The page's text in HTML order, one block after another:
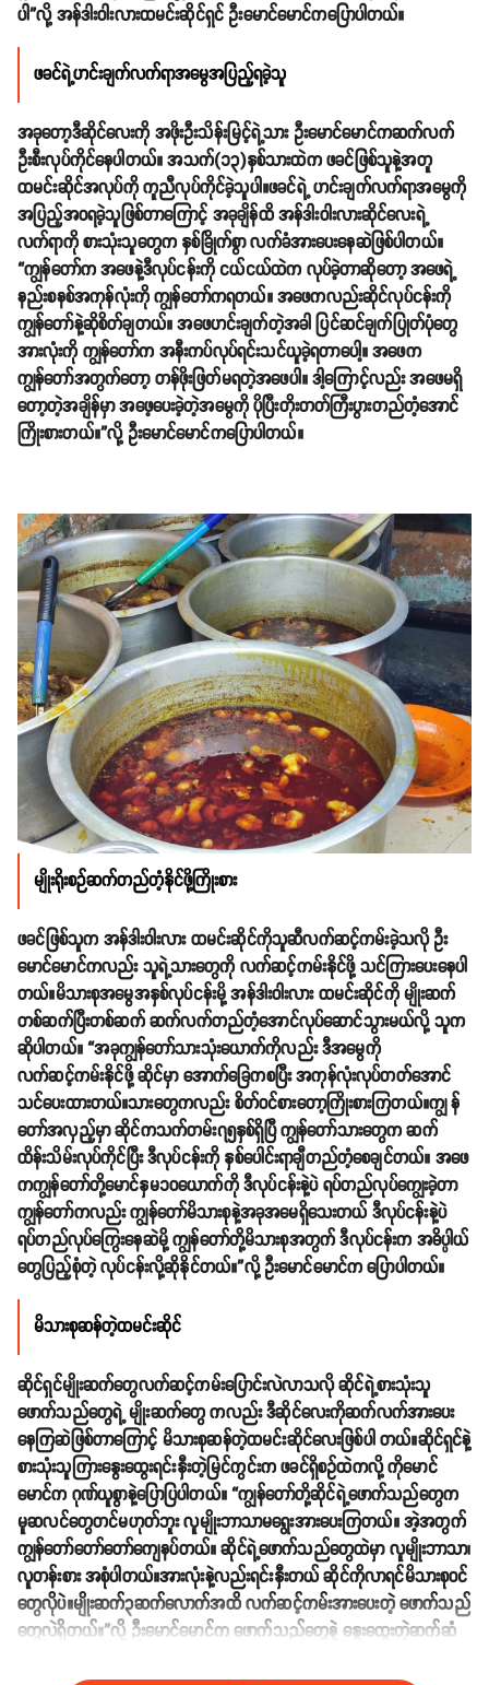
ပါ”လို့ အန်ဒါးဝါးလားထမင်းဆိုင်ရှင် ဦးမောင်မောင်ကပြောပါတယ်။
ဖခင်ရဲ့ဟင်းချက်လက်ရာအမွေအပြည့်ရခဲ့သူ
အခုတော့ဒီဆိုင်လေးကို အဖိုးဦးသိန်းမြင့်ရဲ့သား ဦးမောင်မောင်ကဆက်လက်
ဦးစီးလုပ်ကိုင်နေပါတယ်။ အသက်(၁၃)နှစ်သားထဲက ဖခင်ဖြစ်သူနဲ့အတူ
ထမင်းဆိုင်အလုပ်ကို ကူညီလုပ်ကိုင်ခဲ့သူပါ။ဖခင်ရဲ့ ဟင်းချက်လက်ရာအမွေကို
အပြည့်အဝရခဲ့သူဖြစ်တာကြောင့် အခုချိန်ထိ အန်ဒါးဝါးလားဆိုင်လေးရဲ့
လက်ရာကို စားသုံးသူတွေက နှစ်ခြိုက်စွာ လက်ခံအားပေးနေဆဲဖြစ်ပါတယ်။
“ကျွန်တော်က အဖေနဲ့ဒီလုပ်ငန်းကို ငယ်ငယ်ထဲက လုပ်ခဲ့တာဆိုတော့ အဖေရဲ့
နည်းစနစ်အကုန်လုံးကို ကျွန်တော်ကရတယ်။ အဖေကလည်းဆိုင်လုပ်ငန်းကို
ကျွန်တော်နဲ့ဆိုစိတ်ချတယ်။ အဖေဟင်းချက်တဲ့အခါ ပြင်ဆင်ချက်ပြုတ်ပုံတွေ
အားလုံးကို ကျွန်တော်က အနီးကပ်လုပ်ရင်းသင်ယူခဲ့ရတာပေါ့။ အဖေက
ကျွန်တော်အတွက်တော့ တန်ဖိုးဖြတ်မရတဲ့အဖေပါ။ ဒါ့ကြောင့်လည်း အဖေမရှိ
တော့တဲ့အချိန်မှာ အဖေ့ပေးခဲ့တဲ့အမွေကို ပိုပြီးတိုးတတ်ကြီးပွားတည်တံ့အောင်
ကြိုးစားတယ်။”လို့ ဦးမောင်မောင်ကပြောပါတယ်။
မျိုးရိုးစဉ်ဆက်တည်တံ့နိုင်ဖို့ကြိုးစား
ဖခင်ဖြစ်သူက အန်ဒါးဝါးလား ထမင်းဆိုင်ကိုသူဆီလက်ဆင့်ကမ်းခဲ့သလို ဦး
မောင်မောင်ကလည်း သူရဲ့သားတွေကို လက်ဆင့်ကမ်းနိုင်ဖို့ သင်ကြားပေးနေပါ
တယ်။မိသားစုအမွေအနှစ်လုပ်ငန်းမို့ အန်ဒါးဝါးလား ထမင်းဆိုင်ကို မျိုးဆက်
တစ်ဆက်ပြီးတစ်ဆက် ဆက်လက်တည်တံ့အောင်လုပ်ဆောင်သွားမယ်လို့ သူက
ဆိုပါတယ်။ “အခုကျွန်တော်သားသုံးယောက်ကိုလည်း ဒီအမွေကို
လက်ဆင့်ကမ်းနိုင်ဖို့ ဆိုင်မှာ အောက်ခြေကစပြီး အကုန်လုံးလုပ်တတ်အောင်
သင်ပေးထားတယ်။သားတွေကလည်း စိတ်၀င်စားတော့ကြိုးစားကြတယ်။ကျွ န်
တော်အလှည့်မှာ ဆိုင်ကသက်တမ်း၇၅နှစ်ရှိပြီ ကျွန်တော်သားတွေက ဆက်
ထိန်းသိမ်းလုပ်ကိုင်ပြီး ဒီလုပ်ငန်းကို နှစ်ပေါင်းရာချီတည်တံ့စေချင်တယ်။ အဖေ
ကကျွန်တော်တို့မောင်နှမ၁၀ယောက်ကို ဒီလုပ်ငန်းနဲ့ပဲ ရပ်တည်လုပ်ကျွေးခဲ့တာ
ကျွန်တော်ကလည်း ကျွန်တော်မိသားစုနဲ့အခုအမေရှိသေးတယ် ဒီလုပ်ငန်းနဲ့ပဲ
ရပ်တည်လုပ်ကြွေးနေဆဲမို့ ကျွန်တော်တို့မိသားစုအတွက် ဒီလုပ်ငန်းက အဓိပ္ပါယ်
တွေပြည့်စုံတဲ့ လုပ်ငန်းလို့ဆိုနိုင်တယ်။”လို့ ဦးမောင်မောင်က ပြောပါတယ်။
မိသားစုဆန်တဲ့ထမင်းဆိုင်
ဆိုင်ရှင်မျိုးဆက်တွေလက်ဆင့်ကမ်းပြောင်းလဲလာသလို ဆိုင်ရဲ့စားသုံးသူ
ဖောက်သည်တွေရဲ့ မျိုးဆက်တွေ ကလည်း ဒီဆိုင်လေးကိုဆက်လက်အားပေး
နေကြဆဲဖြစ်တာကြောင့် မိသားစုဆန်တဲ့ထမင်းဆိုင်လေးဖြစ်ပါ တယ်။ဆိုင်ရှင်နဲ့
စားသုံးသူကြားနွေးထွေးရင်းနှီးတဲ့မြင်ကွင်းက ဖခင်ရှိစဥ်ထဲကလို့ ကိုမောင်
မောင်က ဂုဏ်ယူစွာနဲ့ပြောပြပါတယ်။ “ကျွန်တော်တို့ဆိုင်ရဲ့ဖောက်သည်တွေက
မူဆလင်တွေတင်မဟုတ်ဘူး လူမျိုးဘာသာမရွေးအားပေးကြတယ်။ အဲ့အတွက်
ကျွန်တော်တော်တော်ကျေနပ်တယ်။ ဆိုင်ရဲ့ဖောက်သည်တွေထဲမှာ လူမျိုးဘာသာ၊
လူတန်းစား အစုံပါတယ်။အားလုံးနဲ့လည်းရင်းနှီးတယ် ဆိုင်ကိုလာရင်မိသားစု၀င်
တွေလိုပဲ။မျိုးဆက်၃ဆက်လောက်အထိ လက်ဆင့်ကမ်းအားပေးတဲ့ ဖောက်သည်
တွေလဲရှိတယ်။”လို့ ဦးမောင်မောင်က ဖောက်သည်တွေနဲ့ နွေးထွေးတဲ့ဆက်ဆံ